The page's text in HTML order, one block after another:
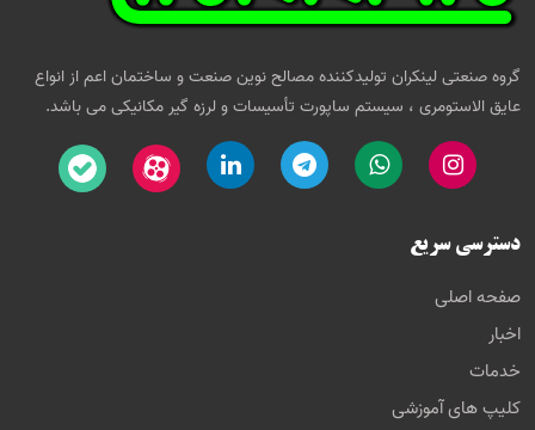
گروه صنعتی لینکران تولیدکننده مصالح نوین صنعت و ساختمان اعم از انواع
عایق الاستومری ، سیستم ساپورت تأسیسات و لرزه گیر مکانیکی می باشد.
دسترسی سریع
صفحه اصلی
اخبار
خدمات
کلیپ های آموزشی